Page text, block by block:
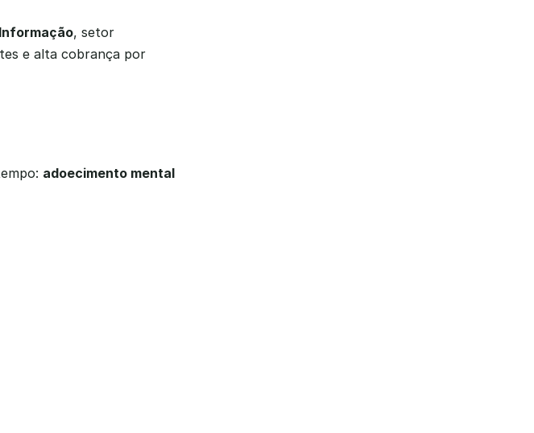
, setor
e alta cobrança por
adoecimento mental